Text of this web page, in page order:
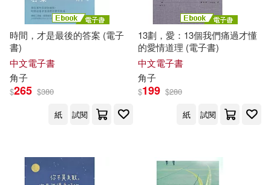
ゆい(2)
アミューズメソトメディア總合學
一花夜(2)
三島由紀夫(2) 下港女子(2)
久野遥子(2)
春山出版(2) 昭文社(2)
普天出版社(2)
東南大學出版社(2)
機曜文化(2)
時間，才是最後的答案 (電子
書)
中文電子書
角子
$265 $380
紙
試閱
13劃，愛：13個我們痛過才懂
的愛情道理 (電子書)
中文電子書
角子
$199 $280
紙
試閱